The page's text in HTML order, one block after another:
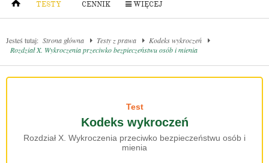
TESTY CENNIK WIĘCEJ
Jesteś tutaj: Strona główna Testy z prawa
Kodeks wykroczeń
Rozdział X. Wykroczenia przeciwko bezpieczeństwu osób i mienia
Test
Kodeks wykroczeń
Rozdział X. Wykroczenia przeciwko bezpieczeństwu osób i
mienia